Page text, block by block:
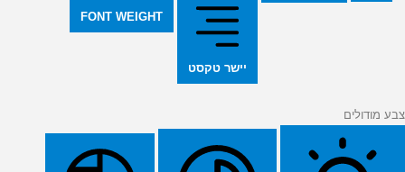
יישר טקסט
FONT WEIGHT
צבע מודולים